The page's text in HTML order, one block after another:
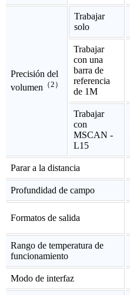
Precisión del
volumen （2）
Trabajar
solo
Trabajar
con una
barra de
referencia
de 1M
Trabajar
con
MSCAN -
L15
Parar a la distancia
Profundidad de campo
Formatos de salida
Rango de temperatura de
funcionamiento
Modo de interfaz